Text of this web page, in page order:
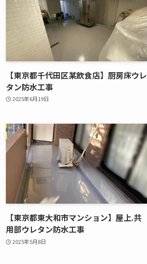
【東京都千代田区某飲食店】厨房床ウレ
タン防水工事
2025年6月19日
【東京都東大和市マンション】屋上.共
用部ウレタン防水工事
2025年5月8日